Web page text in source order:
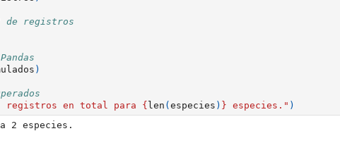
de registros
)
registros en total para { len ( especies ) } especies." )